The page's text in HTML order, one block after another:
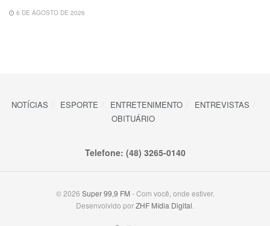
6 DE AGOSTO DE 2026
NOTÍCIAS ESPORTE ENTRETENIMENTO
ENTREVISTAS
OBITUÁRIO
Telefone: (48) 3265-0140
© 2026 Super 99,9 FM - Com você, onde estiver.
Desenvolvido porZHF Mídia Digital